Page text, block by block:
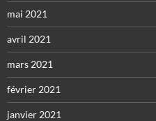
mai 2021
avril 2021
mars 2021
février 2021
janvier 2021